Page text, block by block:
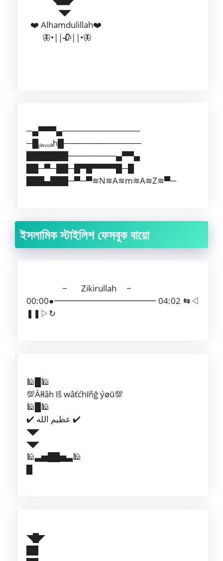
◥◤
❤️ Alhamdulillah❤️
🦋•||🥀||•🦋
─▄▀▀▀▄─────────────
─█ⱼₐₙₙₐh█─────────────
███████────────▄▀▀▄
██─▀─██─█▀█▀▀▀▀█─█
███▄███─▀─▀≋N≋A≋m≋A≋Z≋▀─
ইসলামিক স্টাইলিশ ফেসবুক বায়ো
~ Zikirullah ~
00:00●━━━━━━━━━━━━ 04:02 ⇆ㅤㅤㅤㅤ◁ㅤㅤ
❚❚ㅤㅤ▷ㅤㅤㅤㅤ↻
🕌█🕌
💯Äłłâh īš wâťćhīňğ ýøū💯
🕌█🕌
✔️ عظيم الله ✔️
◥◤
◥◤
🕌▃▅██▅▃🕌
◥█◤